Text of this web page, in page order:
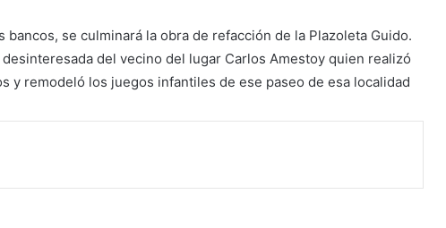
se culminará la obra de refacción de la Plazoleta Guido.
del vecino del lugar Carlos Amestoy quien realizó
y remodeló los juegos infantiles de ese paseo de esa localidad